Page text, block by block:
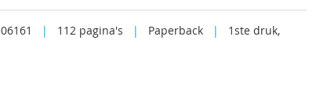
| 112 pagina's | Paperback |
1ste druk,